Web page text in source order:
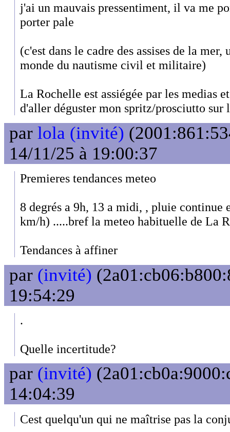
j'ai un mauvais pressentiment, il va me
porter pale
(c'est dans le cadre des assises de la mer,
monde du nautisme civil et militaire)
La Rochelle est assiégée par les medias
d'aller déguster mon spritz/prosciutto sur
par lola (invité)
14/11/25 à 19:00:37
Premieres tendances meteo
8 degrés a 9h, 13 a midi, , pluie continue
km/h) .....bref la meteo habituelle de La
Tendances à affiner
par (invité)
19:54:29
.
Quelle incertitude?
par (invité)
14:04:39
Cest quelqu'un qui ne maîtrise pas la